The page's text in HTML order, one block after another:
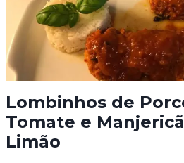
Lombinhos de
Tomate e
Limão